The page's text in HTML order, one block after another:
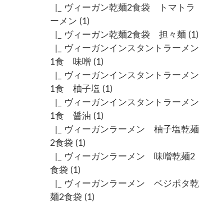
|_ ヴィーガン乾麺2食袋 トマトラ
ーメン (1)
|_ ヴィーガン乾麺2食袋 担々麺 (1)
|_ ヴィーガンインスタントラーメン
1食 味噌 (1)
|_ ヴィーガンインスタントラーメン
1食 柚子塩 (1)
|_ ヴィーガンインスタントラーメン
1食 醤油 (1)
|_ ヴィーガンラーメン 柚子塩乾麺
2食袋 (1)
|_ ヴィーガンラーメン 味噌乾麺2
食袋 (1)
|_ ヴィーガンラーメン ベジポタ乾
麺2食袋 (1)